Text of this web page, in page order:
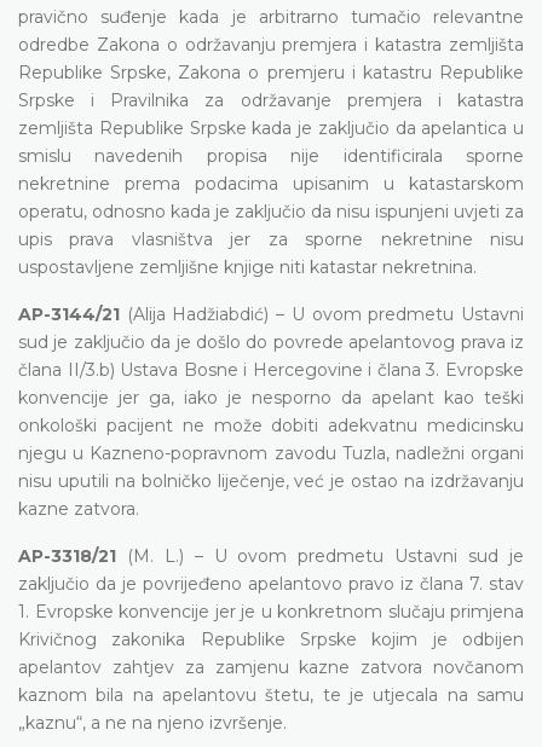
pravično suđenje kada je arbitrarno tumačio relevantne
odredbe Zakona o održavanju premjera i katastra zemljišta
Republike Srpske, Zakona o premjeru i katastru Republike
Srpske i Pravilnika za održavanje premjera i katastra
zemljišta Republike Srpske kada je zaključio da apelantica u
smislu navedenih propisa nije identificirala sporne
nekretnine prema podacima upisanim u katastarskom
operatu, odnosno kada je zaključio da nisu ispunjeni uvjeti za
upis prava vlasništva jer za sporne nekretnine nisu
uspostavljene zemljišne knjige niti katastar nekretnina.
AP-3144/21 (Alija Hadžiabdić) – U ovom predmetu Ustavni
sud je zaključio da je došlo do povrede apelantovog prava iz
člana II/3.b) Ustava Bosne i Hercegovine i člana 3. Evropske
konvencije jer ga, iako je nesporno da apelant kao teški
onkološki pacijent ne može dobiti adekvatnu medicinsku
njegu u Kazneno-popravnom zavodu Tuzla, nadležni organi
nisu uputili na bolničko liječenje, već je ostao na izdržavanju
kazne zatvora.
AP-3318/21 (M. L.) – U ovom predmetu Ustavni sud je
zaključio da je povrijeđeno apelantovo pravo iz člana 7. stav
1. Evropske konvencije jer je u konkretnom slučaju primjena
Krivičnog zakonika Republike Srpske kojim je odbijen
apelantov zahtjev za zamjenu kazne zatvora novčanom
kaznom bila na apelantovu štetu, te je utjecala na samu
„kaznu“, a ne na njeno izvršenje.